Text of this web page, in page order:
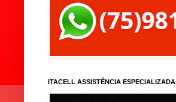
ITACELL ASSISTÊNCIA ESPECIALIZADA